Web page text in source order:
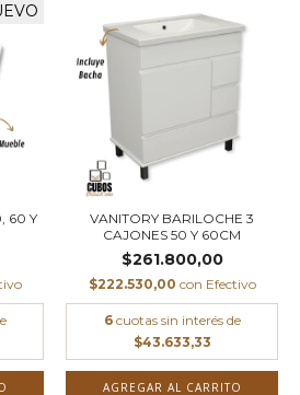
60 Y
VANITORY BARILOCHE 3
CAJONES 50 Y 60CM
$261.800,00
$222.530,00 con Efectivo
6 cuotas sin interés de
$43.633,33
AGREGAR AL CARRITO